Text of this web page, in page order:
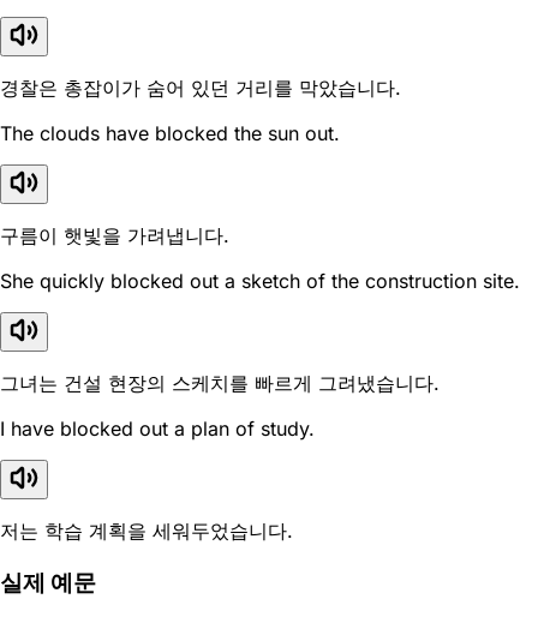
경찰은 총잡이가 숨어 있던 거리를 막았습니다.
The clouds have blocked the sun out.
구름이 햇빛을 가려냅니다.
She quickly blocked out a sketch of the construction site.
그녀는 건설 현장의 스케치를 빠르게 그려냈습니다.
I have blocked out a plan of study.
저는 학습 계획을 세워두었습니다.
실제 예문